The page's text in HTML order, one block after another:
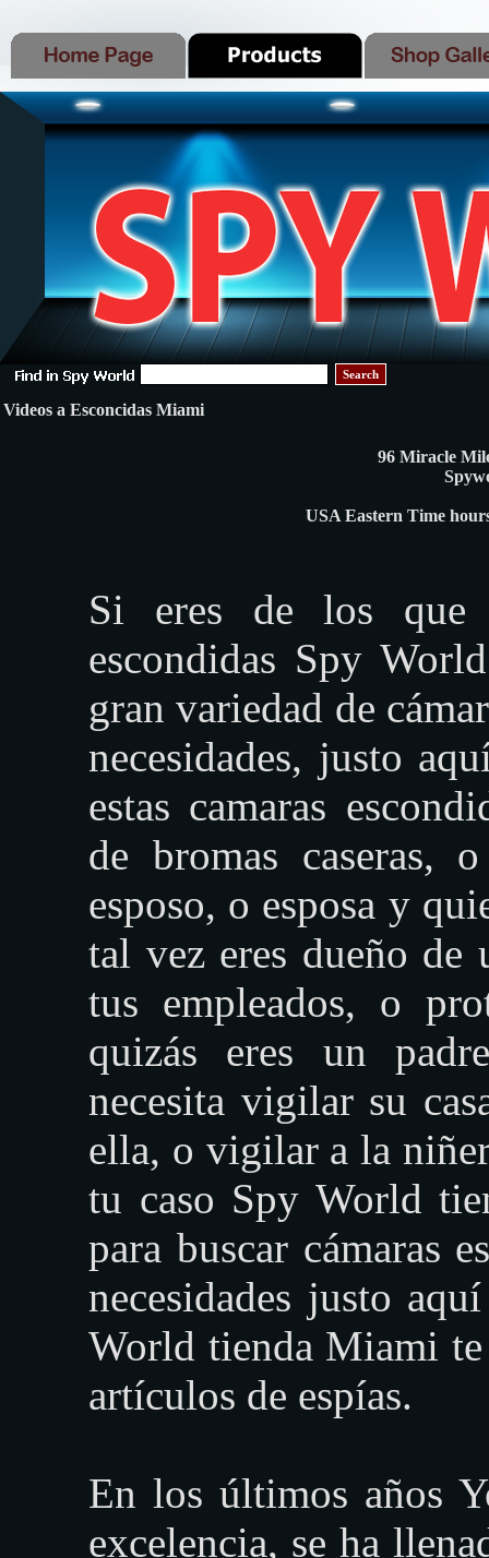
Search
Videos a Esconcidas Miami
96 Miracle
USA Eastern Time
Si eres de los que
escondidas Spy
gran variedad de
necesidades, justo
estas camaras
de bromas caseras,
esposo, o esposa y
tal vez eres dueño de
tus empleados, o
quizás eres un
necesita vigilar su
ella, o vigilar a la
tu caso Spy World
para buscar cámaras
necesidades justo
World tienda Miami te
artículos de espías.
En los últimos años
excelencia, se ha